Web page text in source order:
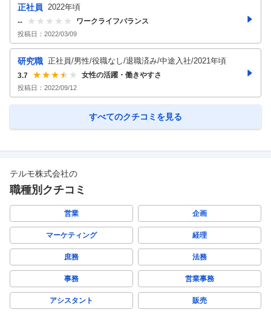
正社員 2022年頃
-- ワークライフバランス
投稿日： 2022/03/09
研究職 正社員/男性/役職なし/退職済み/中途入社/2021年頃
3.7 女性の活躍・働きやすさ
投稿日： 2022/09/12
すべてのクチコミを見る
テルモ株式会社の
職種別クチコミ
営業 企画
マーケティング 経理
庶務 法務
事務 営業事務
アシスタント 販売